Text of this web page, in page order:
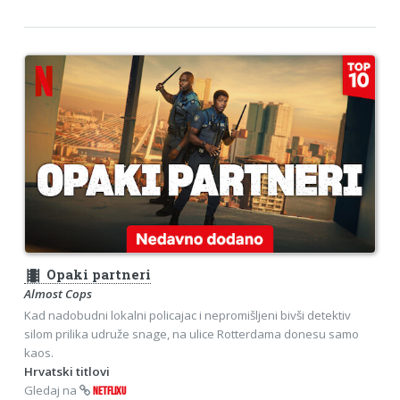
theaters Opaki partneri
Almost Cops
Kad nadobudni lokalni policajac i nepromišljeni bivši detektiv
silom prilika udruže snage, na ulice Rotterdama donesu samo
kaos.
Hrvatski titlovi
Gledaj na
NETFLIXU